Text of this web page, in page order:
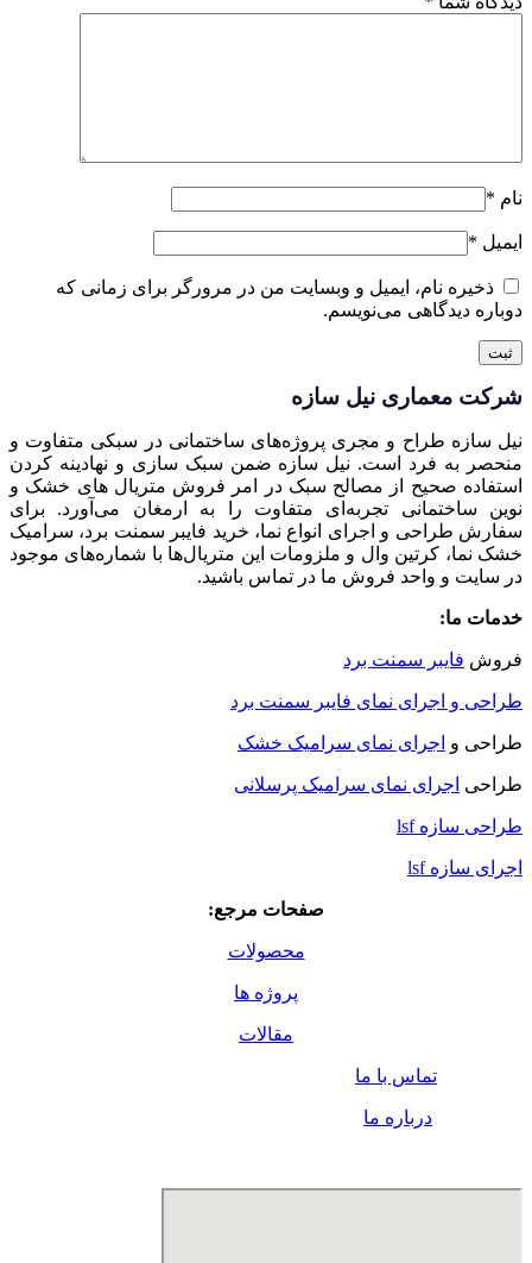
نام *
ایمیل *
ذخیره نام، ایمیل و وبسایت من در مرورگر برای زمانی که
دوباره دیدگاهی می‌نویسم.
شرکت معماری نیل سازه
نیل سازه طراح و مجری پروژه‌های ساختمانی در سبکی متفاوت و
منحصر به فرد است. نیل سازه ضمن سبک سازی و نهادینه کردن
استفاده صحیح از مصالح سبک در امر فروش متریال های خشک و
نوین ساختمانی تجربه‌ای متفاوت را به ارمغان می‌آورد. برای
سفارش طراحی و اجرای انواع نما، خرید فایبر سمنت برد، سرامیک
خشک نما، کرتین وال و ملزومات این متریال‌ها با شماره‌های موجود
در سایت و واحد فروش ما در تماس باشید.
خدمات ما:
فروش فایبر سمنت برد
طراحی و اجرای نمای فایبر سمنت برد
طراحی و اجرای نمای سرامیک خشک
طراحی اجرای نمای سرامیک پرسلانی
طراحی سازه lsf
اجرای سازه lsf
صفحات مرجع:
محصولات
پروژه ها
مقالات
تماس با ما
درباره ما